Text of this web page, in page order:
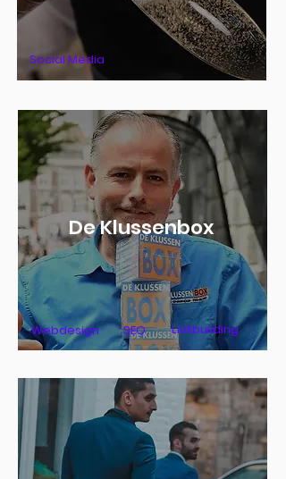
Social Media
De Klussenbox
SEO Linkbuilding
Webdesign